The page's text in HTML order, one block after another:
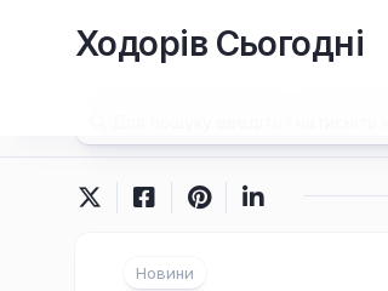
Ходорів Сьогодні
Новини